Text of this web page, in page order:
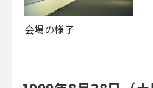
会場の様子